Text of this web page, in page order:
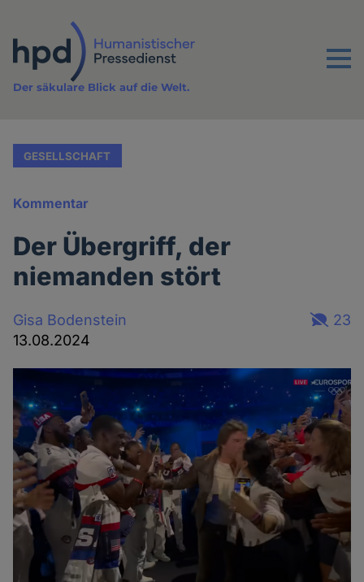
Inhalt
Menu
Der säkulare Blick auf die Welt.
GESELLSCHAFT
Kommentar
Der Übergriff, der
niemanden stört
Gisa Bodenstein
13.08.2024
23